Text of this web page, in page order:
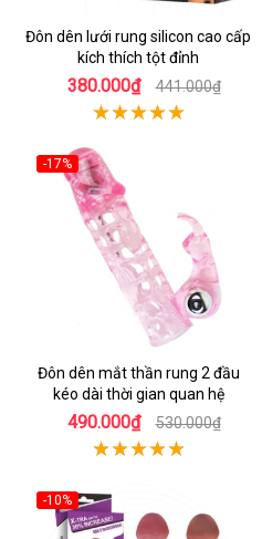
Đôn dên lưới rung silicon cao cấp
kích thích tột đỉnh
380.000₫ 441.000₫
-17%
Đôn dên mắt thần rung 2 đầu
kéo dài thời gian quan hệ
490.000₫ 530.000₫
-10%